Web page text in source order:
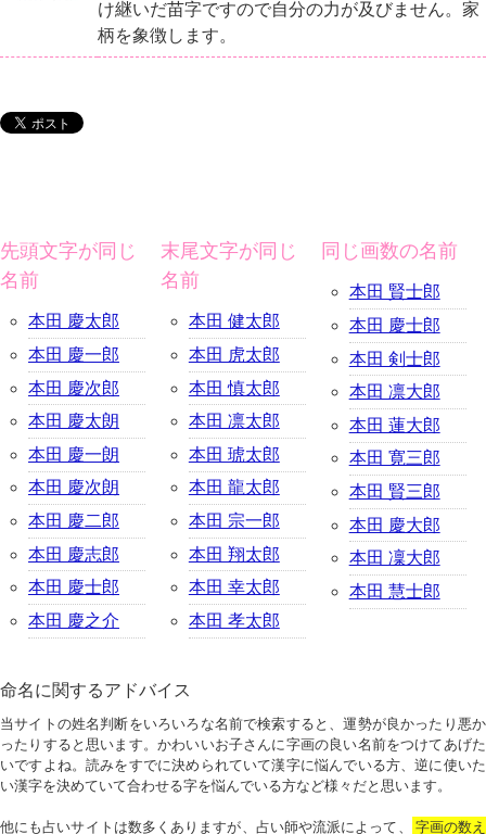
け継いだ苗字ですので自分の力が及びません。家
柄を象徴します。
先頭文字が同じ
名前
本田 慶太郎
本田 慶一郎
本田 慶次郎
本田 慶太朗
本田 慶一朗
本田 慶次朗
本田 慶二郎
本田 慶志郎
本田 慶士郎
本田 慶之介
末尾文字が同じ
名前
本田 健太郎
本田 虎太郎
本田 慎太郎
本田 凛太郎
本田 琥太郎
本田 龍太郎
本田 宗一郎
本田 翔太郎
本田 幸太郎
本田 孝太郎
同じ画数の名前
本田 賢士郎
本田 慶士郎
本田 剣士郎
本田 凛大郎
本田 蓮大郎
本田 寛三郎
本田 賢三郎
本田 慶大郎
本田 凜大郎
本田 慧士郎
命名に関するアドバイス
当サイトの姓名判断をいろいろな名前で検索すると、運勢が良かったり悪か
ったりすると思います。かわいいお子さんに字画の良い名前をつけてあげた
いですよね。読みをすでに決められていて漢字に悩んでいる方、逆に使いた
い漢字を決めていて合わせる字を悩んでいる方など様々だと思います。
他にも占いサイトは数多くありますが、占い師や流派によって、
字画の数え